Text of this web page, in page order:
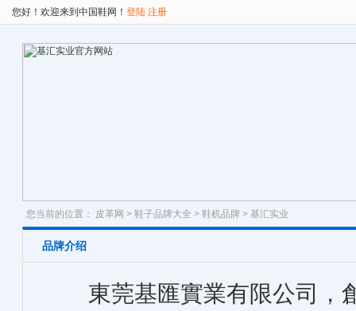
您好！欢迎来到中国鞋网！ 登陆 注册
您当前的位置： 皮革网 > 鞋子品牌大全 > 鞋机品牌 > 基汇实业
品牌介绍
東莞基匯實業有限公司，